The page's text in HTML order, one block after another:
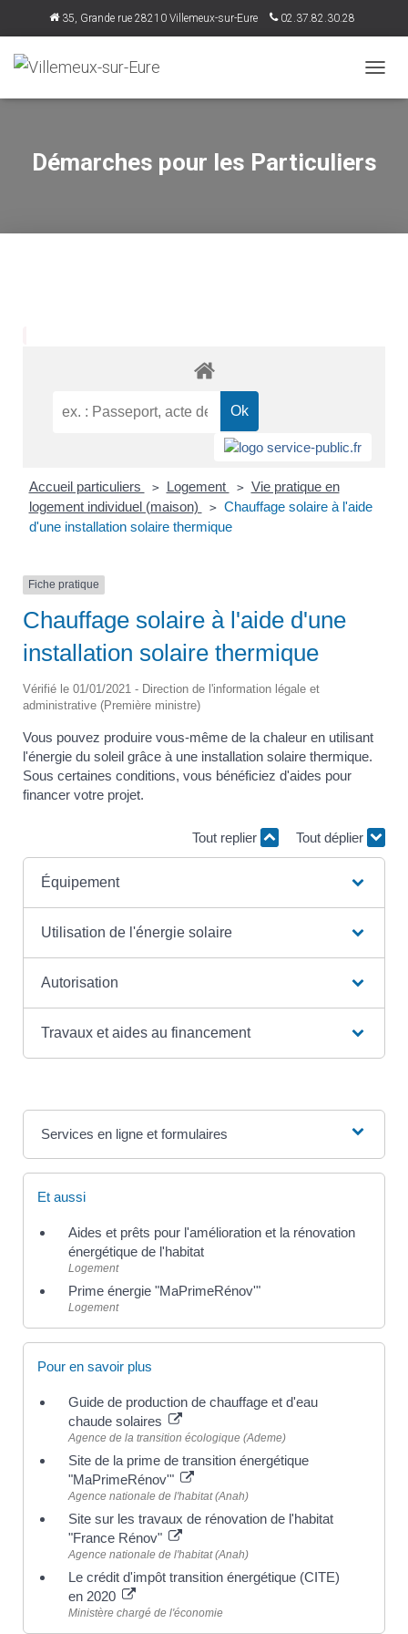
35, Grande rue 28210 Villemeux-sur-Eure 02.37.82.30.28
É
E
N
Démarches pour les Particuliers
Accueil particuliers > Logement > Vie pratique en
logement individuel (maison)
> Chauffage solaire à l'aide
d'une installation solaire thermique
Fiche pratique
Chauffage solaire à l'aide d'une
installation solaire thermique
Vérifié le 01/01/2021 - Direction de l'information légale et
administrative (Première ministre)
Vous pouvez produire vous-même de la chaleur en utilisant
l'énergie du soleil grâce à une installation solaire thermique.
Sous certaines conditions, vous bénéficiez d'aides pour
financer votre projet.
Tout replier Tout déplier
Équipement
Utilisation de l'énergie solaire
Autorisation
Travaux et aides au financement
Services en ligne et formulaires
Et aussi
Aides et prêts pour l'amélioration et la rénovation
énergétique de l'habitat
Logement
Prime énergie "MaPrimeRénov'"
Logement
Pour en savoir plus
Guide de production de chauffage et d'eau
chaude solaires
Agence de la transition écologique (Ademe)
Site de la prime de transition énergétique
"MaPrimeRénov'"
Agence nationale de l'habitat (Anah)
Site sur les travaux de rénovation de l'habitat
"France Rénov"
Agence nationale de l'habitat (Anah)
Le crédit d'impôt transition énergétique (CITE)
en 2020
Ministère chargé de l'économie